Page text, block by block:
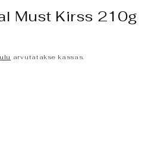
Must Kirss 210g
arvutatakse kassas.